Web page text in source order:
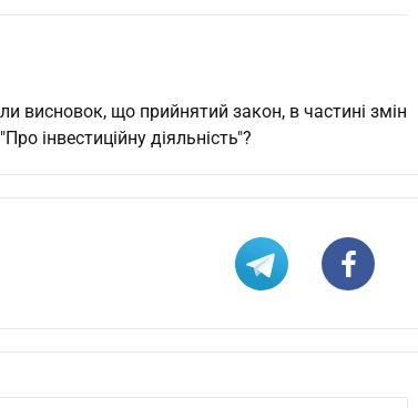
висновок, що прийнятий закон, в частині змін
інвестиційну діяльність"?